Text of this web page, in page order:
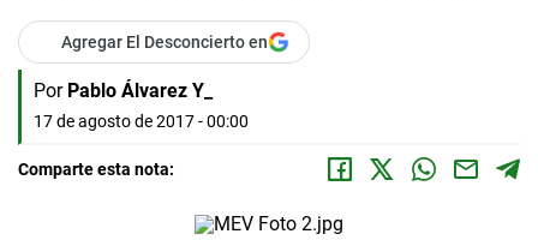
Agregar El Desconcierto en
Por Pablo Álvarez Y_
17 de agosto de 2017 - 00:00
Comparte esta nota: